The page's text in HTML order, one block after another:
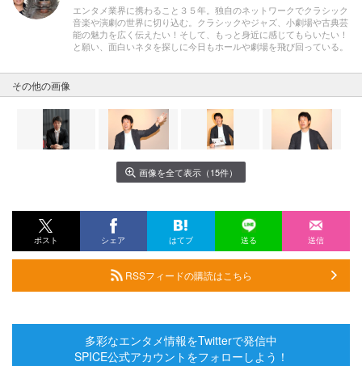
エンタメ業界に携わること３５年。独自のネットワークでクラシック
音楽や演劇の世界に切り込む。クラシックやジャズ、小劇場や古典芸
能の魅力を広く伝えたい！そして、もっと身近に感じてもらいたい！
と願い、面白いネタを探しに今日もホールや劇場を飛び回っている。
その他の画像
画像を全て表示（15件）
ポスト シェア はてブ 送る 送信
RSSフィードの購読はこちら
多彩なエンタメ情報をTwitterで発信中
SPICE公式アカウントをフォローしよう！